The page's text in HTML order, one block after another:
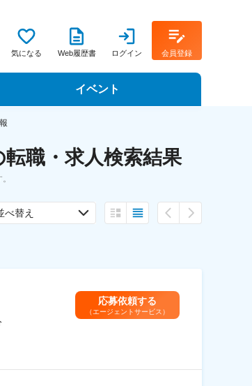
気になる Web履歴書 ログイン 会員登録
イベント
転職フェア
職・求人検索結果
べ替え
応募依頼する
（エージェントサービス）